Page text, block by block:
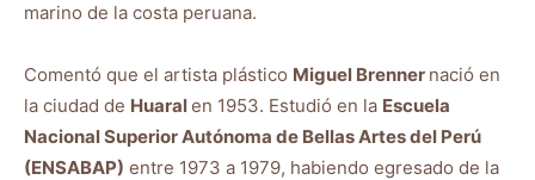
marino de la costa peruana.
Comentó que el artista plástico Miguel Brenner nació en
la ciudad de Huaralen 1953. Estudió en la Escuela
Nacional Superior Autónoma de Bellas Artes del Perú
(ENSABAP) entre 1973 a 1979, habiendo egresado de la